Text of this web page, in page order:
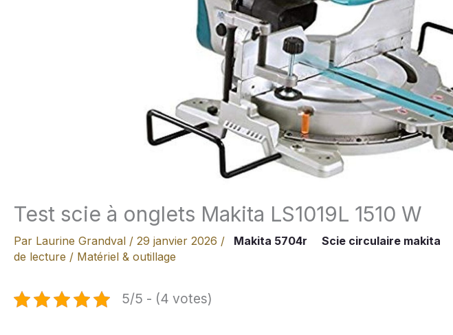
Test scie à onglets Makita LS1019L 1510 W
Par Laurine Grandval / 29 janvier 2026 / Makita 5704r Scie circulaire makita
de lecture / Matériel & outillage
5/5 - (4 votes)